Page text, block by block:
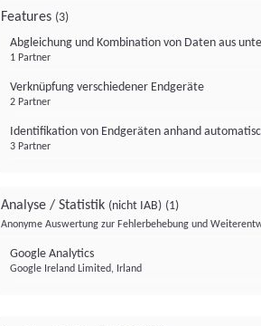
Features (3)
Abgleichung und Kombination von Daten aus
1 Partner
Verknüpfung verschiedener Endgeräte
2 Partner
Identifikation von Endgeräten anhand
3 Partner
Analyse / Statistik (nicht IAB) (1)
Anonyme Auswertung zur Fehlerbehebung und
Google Analytics
Google Ireland Limited, Irland